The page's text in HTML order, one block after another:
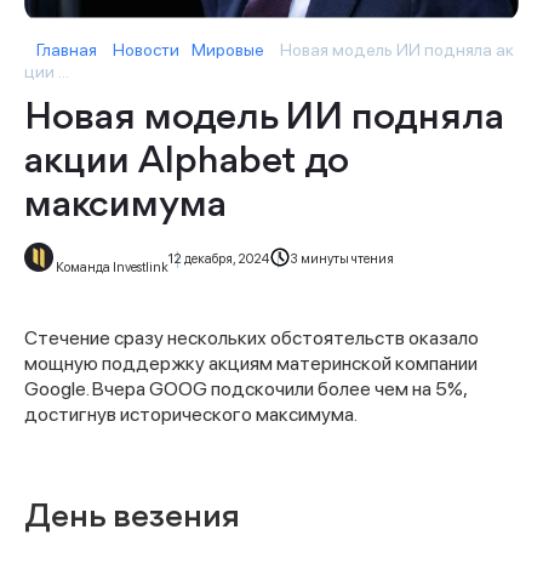
Главная Новости Мировые
Новая модель ИИ подняла ак
ции ...
Новая модель ИИ подняла
акции Alphabet до
максимума
Команда Investlink
12 декабря, 2024 3 минуты чтения
Стечение сразу нескольких обстоятельств оказало
мощную поддержку акциям материнской компании
Google. Вчера GOOG подскочили более чем на 5%,
достигнув исторического максимума.
День везения